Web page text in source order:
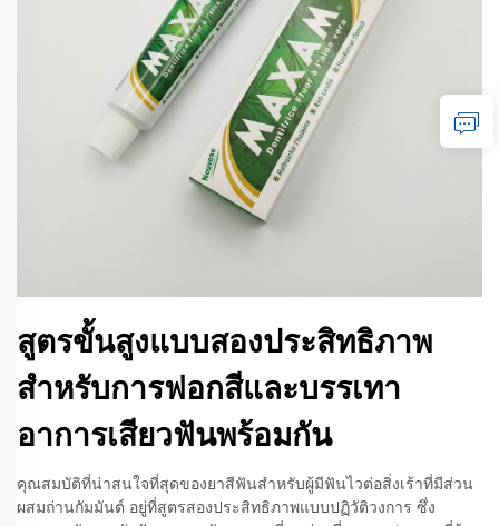
สูตรขั้นสูงแบบสองประสิทธิภาพ
สำหรับการฟอกสีและบรรเทา
อาการเสียวฟันพร้อมกัน
คุณสมบัติที่น่าสนใจที่สุดของยาสีฟันสำหรับผู้มีฟันไวต่อสิ่งเร้าที่มีส่วน
ผสมถ่านกัมมันต์ อยู่ที่สูตรสองประสิทธิภาพแบบปฏิวัติวงการ ซึ่ง